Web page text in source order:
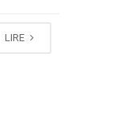
LIRE